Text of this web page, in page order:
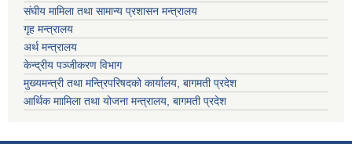
संघीय मामिला तथा सामान्य प्रशासन मन्त्रालय
गृह मन्त्रालय
अर्थ मन्त्रालय
केन्द्रीय पञ्जीकरण विभाग
मुख्यमन्त्री तथा मन्त्रिपरिषदको कार्यालय, बागमती प्रदेश
आर्थिक माामिला तथा योजना मन्त्रालय, बागमती प्रदेश